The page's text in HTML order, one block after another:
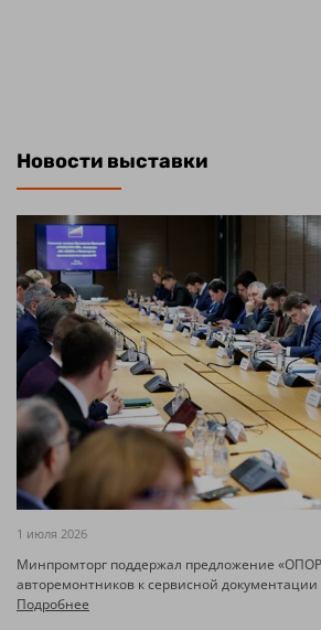
Новости выставки
1 июля 2026
Минпромторг поддержал предложение
авторемонтников к сервисной документации
Подробнее